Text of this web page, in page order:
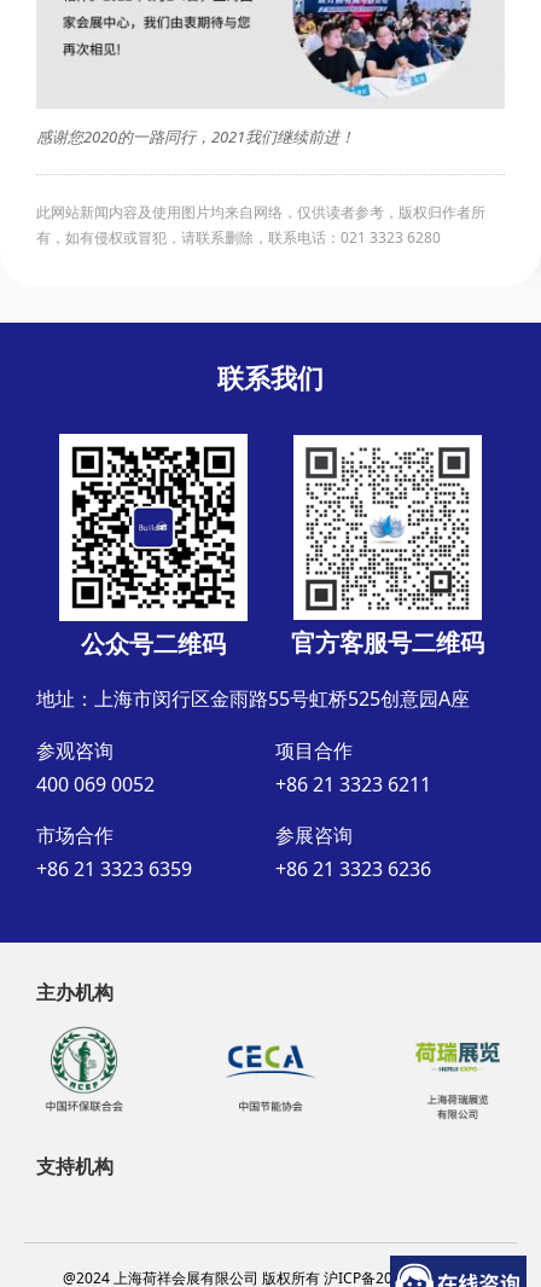
感谢您2020的一路同行，2021我们继续前进！
此网站新闻内容及使用图片均来自网络，仅供读者参考，版权归作者所
有，如有侵权或冒犯，请联系删除，联系电话：021 3323 6280
联系我们
公众号二维码 官方客服号二维码
地址：上海市闵行区金雨路55号虹桥525创意园A座
参观咨询
400 069 0052
项目合作
+86 21 3323 6211
市场合作
+86 21 3323 6359
参展咨询
+86 21 3323 6236
主办机构
支持机构
@2024 上海荷祥会展有限公司 版权所有 沪ICP备20012314号-13